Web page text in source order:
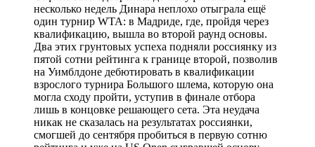
несколько недель Динара неплохо отыграла ещё
один турнир WTA: в Мадриде, где, пройдя через
квалификацию, вышла во второй раунд основы.
Два этих грунтовых успеха подняли россиянку из
пятой сотни рейтинга к границе второй, позволив
на Уимблдоне дебютировать в квалификации
взрослого турнира Большого шлема, которую она
могла сходу пройти, уступив в финале отбора
лишь в концовке решающего сета. Эта неудача
никак не сказалась на результатах россиянки,
смогшей до сентября пробиться в первую сотню